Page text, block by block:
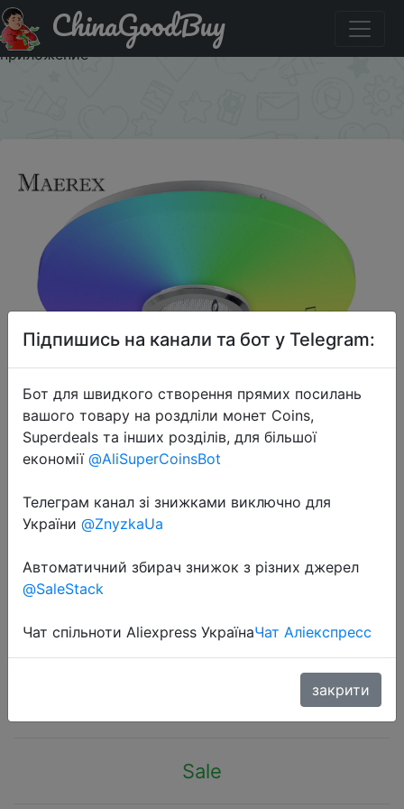
Акція на RGB-лампа потолочная с регулируемой
яркостью, 60 Вт, с дистанционным управлением через
приложение
ChinaGoodBuy
2022-08-08
RGB-лампа потолочная с
регулируемой яркостью, 60 Вт, с
через приложение
Sale
Підпишись на канали та бот у Telegram:
Бот для швидкого створення прямих посилань
вашого товару на роздліли монет Coins,
Superdeals та інших розділів, для більшої
економії @AliSuperCoinsBot
Телеграм канал зі знижками виключно для
України @ZnyzkaUa
Автоматичний збирач знижок з різних джерел
@SaleStack
Чат спільноти Aliexpress УкраїнаЧат Аліекспресс
закрити